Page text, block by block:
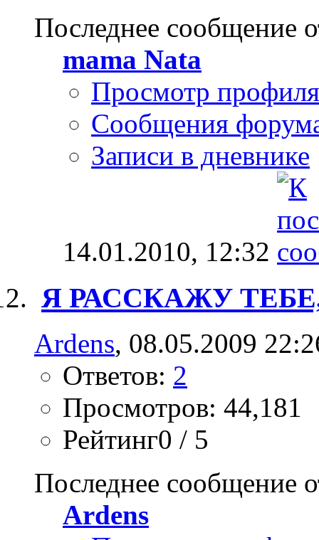
Последнее сообщение
mama Nata
Просмотр профиля
Сообщения
Записи в дневнике
14.01.2010, 12:32
Я РАССКАЖУ
Ardens, 08.05.2009
Ответов: 2
Просмотров: 44,181
Рейтинг0 / 5
Последнее сообщение
Ardens